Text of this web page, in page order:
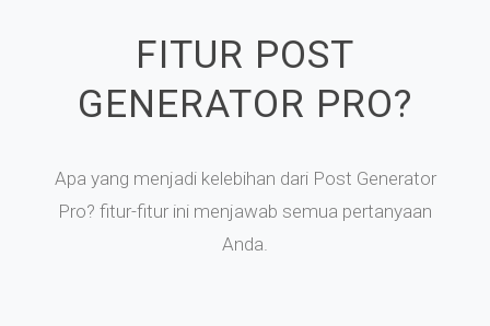
FITUR POST
GENERATOR PRO?
Apa yang menjadi kelebihan dari Post Generator
Pro? fitur-fitur ini menjawab semua pertanyaan
Anda.